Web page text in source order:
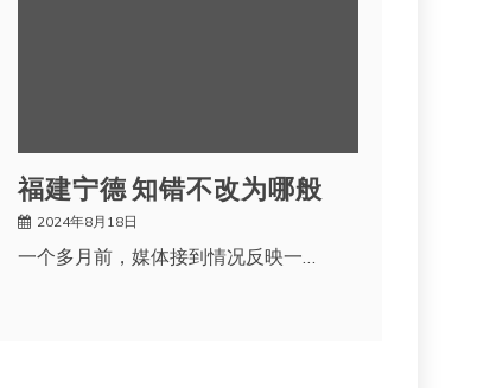
福建宁德 知错不改为哪般
2024年8月18日
一个多月前，媒体接到情况反映一…